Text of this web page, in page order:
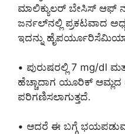
ಮಾಲಿಕ್ಯುಲರ್ ಬೇಸಿಸ್ ಆಫ್
ಜರ್ನಲ್‌ನಲ್ಲಿ ಪ್ರಕಟವಾದ
ಇದನ್ನು
• ಪುರುಷರಲ್ಲಿ 7 mg/dl
ಹೆಚ್ಚಾದಾಗ ಯೂರಿಕ್ ಆಮ್ಲದ
ಪರಿಗಣಿಸಲಾಗುತ್ತದೆ.
• ಆದರೆ ಈ ಬಗ್ಗೆ ಭಯಪಡುವ